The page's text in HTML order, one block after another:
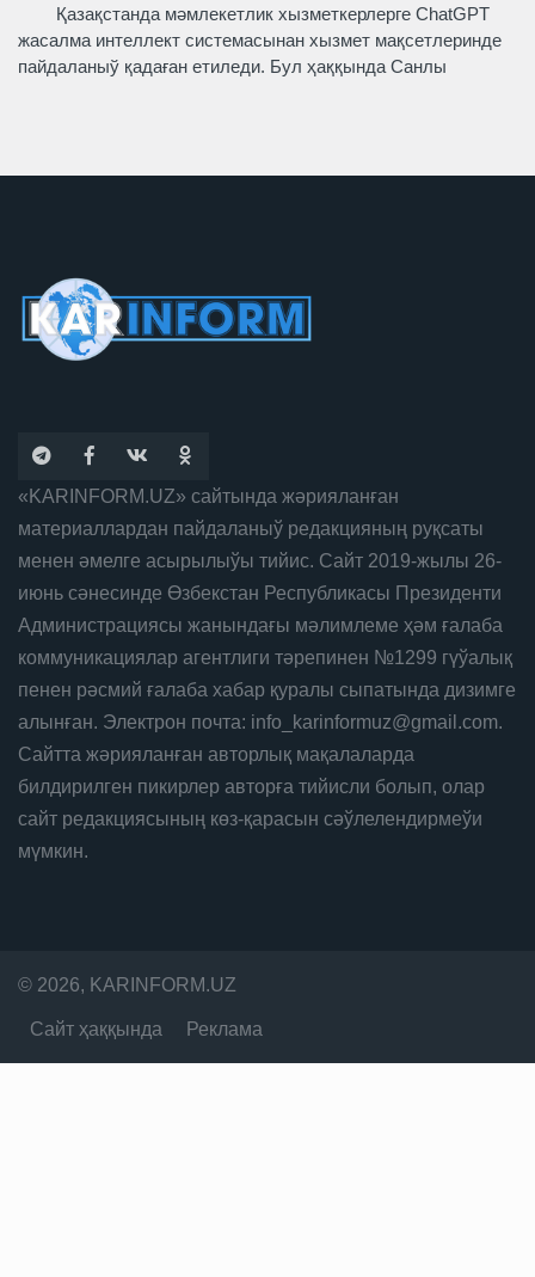
Қазақстанда мәмлекетлик хызметкерлерге ChatGPT
жасалма интеллект системасынан хызмет мақсетлеринде
пайдаланыў қадаған етиледи. Бул ҳаққында Санлы
«KARINFORM.UZ» сайтында жәрияланған
материаллардан пайдаланыў редакцияның руқсаты
менен әмелге асырылыўы тийис. Сайт 2019-жылы 26-
июнь сәнесинде Өзбекстан Республикасы Президенти
Администрациясы жанындағы мәлимлеме ҳәм ғалаба
коммуникациялар агентлиги тәрепинен №1299 гүўалық
пенен рәсмий ғалаба хабар қуралы сыпатында дизимге
алынған. Электрон почта: info_karinformuz@gmail.com.
Сайтта жәрияланған авторлық мақалаларда
билдирилген пикирлер авторға тийисли болып, олар
сайт редакциясының көз-қарасын сәўлелендирмеўи
мүмкин.
© 2026, KARINFORM.UZ
Сайт ҳаққында Реклама